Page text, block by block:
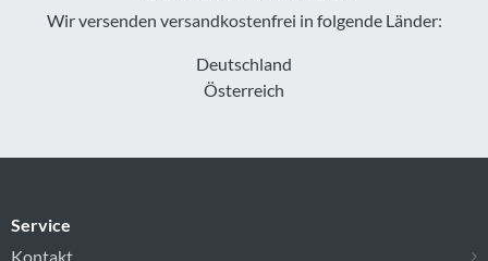
Wir versenden versandkostenfrei in folgende Länder:
Deutschland
Österreich
Service
Kontakt